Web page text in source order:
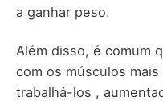
a ganhar peso.
Além disso, é comum
com os músculos
trabalhá-los ,